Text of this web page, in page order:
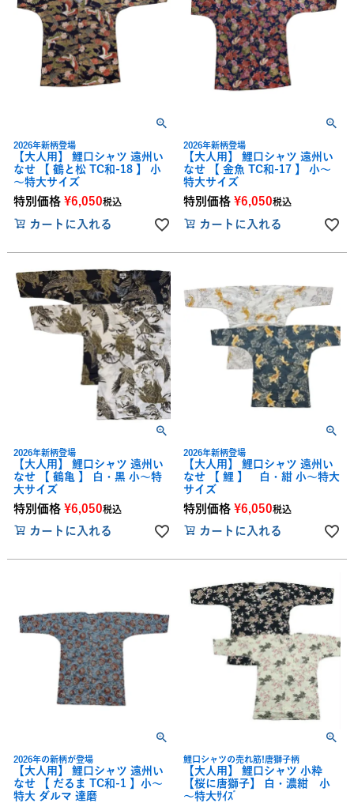
2026年新柄登場
【大人用】 鯉口シャツ 遠州い
なせ 【 鶴と松 TC和-18 】 小
～特大サイズ
特別価格 ¥6,050税込
カートに入れる
2026年新柄登場
【大人用】 鯉口シャツ 遠州い
なせ 【 金魚 TC和-17 】 小～
特大サイズ
特別価格 ¥6,050税込
カートに入れる
2026年新柄登場
【大人用】 鯉口シャツ 遠州い
なせ 【 鶴亀 】 白・黒 小～特
大サイズ
特別価格 ¥6,050税込
カートに入れる
2026年新柄登場
【大人用】 鯉口シャツ 遠州い
なせ 【 鯉 】 白・紺 小～特大
サイズ
特別価格 ¥6,050税込
カートに入れる
2026年の新柄が登場
【大人用】 鯉口シャツ 遠州い
なせ 【 だるま TC和-1 】小～
特大 ダルマ 達磨
鯉口シャツの売れ筋!唐獅子柄
【大人用】 鯉口シャツ 小粋
【桜に唐獅子】 白・濃紺 小
～特大ｻｲｽﾞ